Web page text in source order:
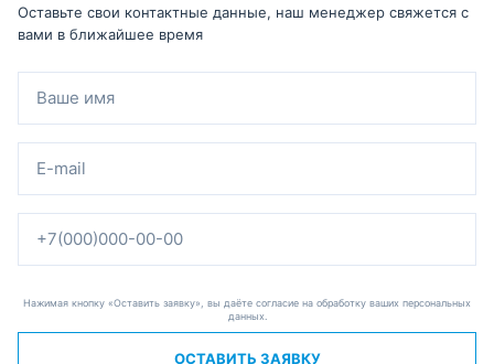
Оставьте свои контактные данные, наш менеджер свяжется с
вами в ближайшее время
Нажимая кнопку «Оставить заявку», вы даёте согласие на обработку ваших персональных
данных.
ОСТАВИТЬ ЗАЯВКУ